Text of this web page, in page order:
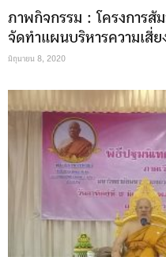
ภาพกิจกรรม : โครงการสั
จัดทำแผนบริหารความเสี่
มิถุนายน 8, 2020